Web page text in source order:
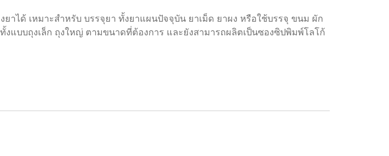
าได้ เหมาะสำหรับ บรรจุยา ทั้งยาแผนปัจจุบัน ยาเม็ด ยาผง หรือใช้บรรจุ ขนม ผัก
แบบถุงเล็ก ถุงใหญ่ ตามขนาดที่ต้องการ และยังสามารถผลิตเป็นซองซิปพิมพ์โลโก้